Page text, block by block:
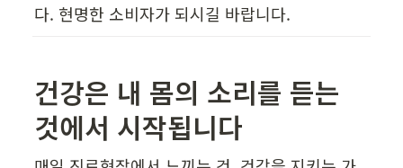
다. 현명한 소비자가 되시길 바랍니다.
건강은 내 몸의 소리를 듣는
것에서 시작됩니다